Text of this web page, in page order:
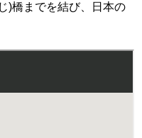
)橋までを結び、日本の